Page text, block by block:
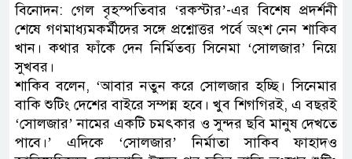
বিনোদন: গেল বৃহস্পতিবার ‘রকস্টার’-এর বিশেষ প্রদর্শনী
শেষে গণমাধ্যমকর্মীদের সঙ্গে প্রশ্নোত্তর পর্বে অংশ নেন শাকিব
খান। কথার ফাঁকে দেন নির্মিতব্য সিনেমা ‘সোলজার’ নিয়ে
সুখবর।
শাকিব বলেন, ‘আবার নতুন করে সোলজার হচ্ছি। সিনেমার
বাকি শুটিং দেশের বাইরে সম্পন্ন হবে। খুব শিগগিরই, এ বছরই
‘সোলজার’ নামের একটি চমৎকার ও সুন্দর ছবি মানুষ দেখতে
পাবে।’ এদিকে ‘সোলজার’ নির্মাতা সাকিব ফাহাদও